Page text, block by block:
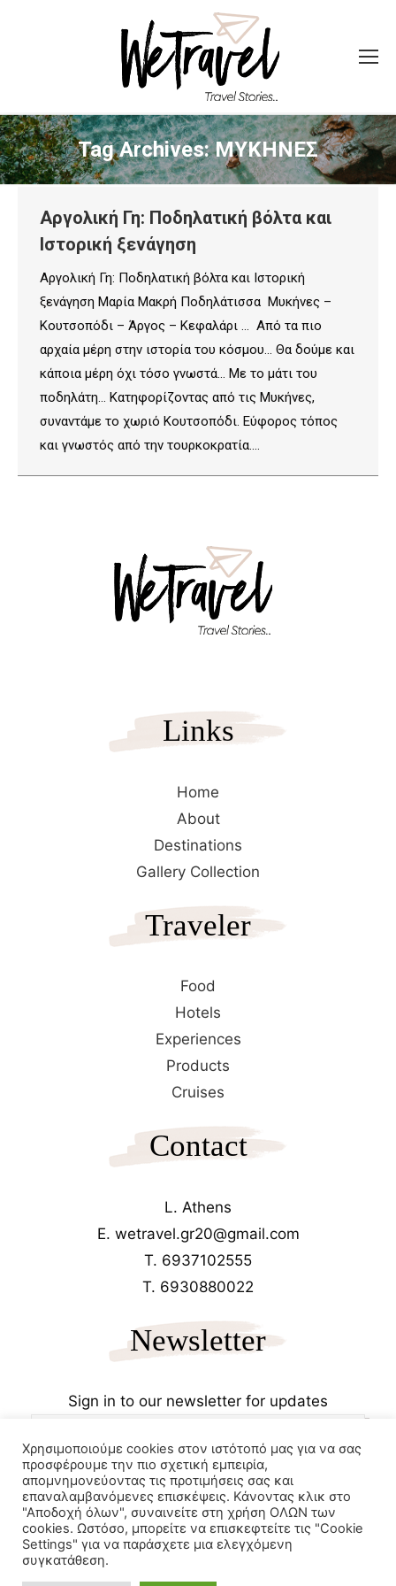
Tag Archives:ΜΥΚΗΝΕΣ
Aργολική Γη: Ποδηλατική βόλτα και
Ιστορική ξενάγηση
Aργολική Γη: Ποδηλατική βόλτα και Ιστορική
ξενάγηση Μαρία Μακρή Ποδηλάτισσα Μυκήνες –
Κουτσοπόδι – Άργος – Κεφαλάρι … Από τα πιο
αρχαία μέρη στην ιστορία του κόσμου… Θα δούμε και
κάποια μέρη όχι τόσο γνωστά… Με το μάτι του
ποδηλάτη… Κατηφορίζοντας από τις Μυκήνες,
συναντάμε το χωριό Κουτσοπόδι. Εύφορος τόπος
και γνωστός από την τουρκοκρατία.…
Links
Home
About
Destinations
Gallery Collection
Traveler
Food
Hotels
Experiences
Products
Cruises
Contact
L. Athens
E. wetravel.gr20@gmail.com
T. 6937102555
T. 6930880022
Newsletter
Sign in to our newsletter for updates
Copyrights 2025Wetravel.gr
Χρησιμοποιούμε cookies στον ιστότοπό μας για να σας
προσφέρουμε την πιο σχετική εμπειρία,
απομνημονεύοντας τις προτιμήσεις σας και
επαναλαμβανόμενες επισκέψεις. Κάνοντας κλικ στο
"Αποδοχή όλων", συναινείτε στη χρήση ΟΛΩΝ των
cookies. Ωστόσο, μπορείτε να επισκεφτείτε τις "Cookie
Settings" για να παράσχετε μια ελεγχόμενη
συγκατάθεση.